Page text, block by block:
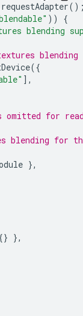
requestAdapter
))
{
blending
blending
({
],
omitted for
blending for
},
},